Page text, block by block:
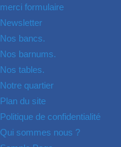
merci formulaire
Newsletter
Nos bancs.
Nos barnums.
Nos tables.
Notre quartier
Plan du site
Politique de confidentialité
Qui sommes nous ?